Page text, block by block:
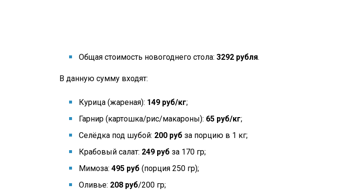
Общая стоимость новогоднего стола: 3292 рубля.
В данную сумму входят:
Курица (жареная): 149 руб/кг;
Гарнир (картошка/рис/макароны): 65 руб/кг;
Селёдка под шубой: 200 руб за порцию в 1 кг;
Крабовый салат: 249 руб за 170 гр;
Мимоза: 495 руб (порция 250 гр);
Оливье: 208 руб/200 гр;